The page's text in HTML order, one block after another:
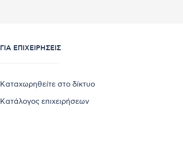
ΓΙΑ ΕΠΙΧΕΙΡΉΣΕΙΣ
Καταχωρηθείτε στο δίκτυο
Κατάλογος επιχειρήσεων